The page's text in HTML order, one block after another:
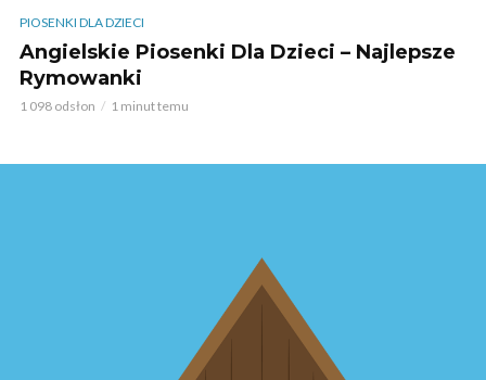
PIOSENKI DLA DZIECI
Angielskie Piosenki Dla Dzieci – Najlepsze
Rymowanki
1 098 odsłon 1 minut temu